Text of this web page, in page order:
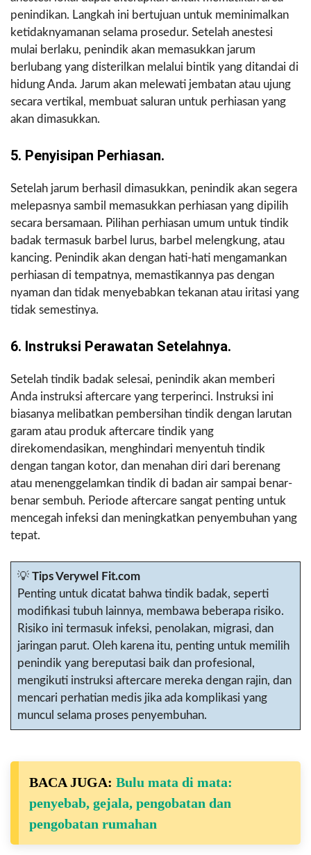
penindikan. Langkah ini bertujuan untuk meminimalkan
ketidaknyamanan selama prosedur. Setelah anestesi
mulai berlaku, penindik akan memasukkan jarum
berlubang yang disterilkan melalui bintik yang ditandai di
hidung Anda. Jarum akan melewati jembatan atau ujung
secara vertikal, membuat saluran untuk perhiasan yang
akan dimasukkan.
5. Penyisipan Perhiasan.
Setelah jarum berhasil dimasukkan, penindik akan segera
melepasnya sambil memasukkan perhiasan yang dipilih
secara bersamaan. Pilihan perhiasan umum untuk tindik
badak termasuk barbel lurus, barbel melengkung, atau
kancing. Penindik akan dengan hati-hati mengamankan
perhiasan di tempatnya, memastikannya pas dengan
nyaman dan tidak menyebabkan tekanan atau iritasi yang
tidak semestinya.
6. Instruksi Perawatan Setelahnya.
Setelah tindik badak selesai, penindik akan memberi
Anda instruksi aftercare yang terperinci. Instruksi ini
biasanya melibatkan pembersihan tindik dengan larutan
garam atau produk aftercare tindik yang
direkomendasikan, menghindari menyentuh tindik
dengan tangan kotor, dan menahan diri dari berenang
atau menenggelamkan tindik di badan air sampai benar-
benar sembuh. Periode aftercare sangat penting untuk
mencegah infeksi dan meningkatkan penyembuhan yang
tepat.
💡 Tips Verywel Fit.com
Penting untuk dicatat bahwa tindik badak, seperti
modifikasi tubuh lainnya, membawa beberapa risiko.
Risiko ini termasuk infeksi, penolakan, migrasi, dan
jaringan parut. Oleh karena itu, penting untuk memilih
penindik yang bereputasi baik dan profesional,
mengikuti instruksi aftercare mereka dengan rajin, dan
mencari perhatian medis jika ada komplikasi yang
muncul selama proses penyembuhan.
BACA JUGA: Bulu mata di mata:
penyebab, gejala, pengobatan dan
pengobatan rumahan